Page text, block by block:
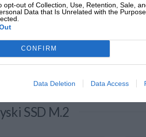
opt-out of Collection, Use, Retention, Sale,
Data that Is Unrelated with the
CONFIRM
Data Deletion Data Access
SSD M.2